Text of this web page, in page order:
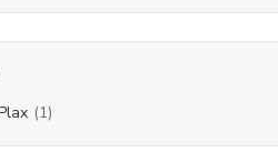
(1)